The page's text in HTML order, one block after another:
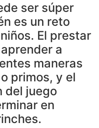
ser súper
es un reto
El prestar
a
maneras
primos, y el
del juego
en